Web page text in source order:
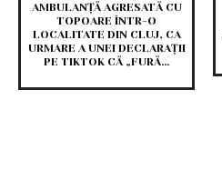
AMBULANȚĂ AGRESATĂ CU
TOPOARE ÎNTR-O
LOCALITATE DIN CLUJ, CA
URMARE A UNEI DECLARAȚII
PE TIKTOK CĂ „FURĂ…